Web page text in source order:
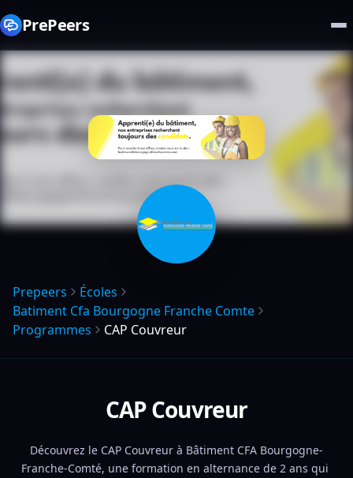
PrePeers
Prepeers
Écoles
Batiment Cfa Bourgogne Franche Comte
Programmes
CAP Couvreur
CAP Couvreur
Découvrez le CAP Couvreur à Bâtiment CFA Bourgogne-
Franche-Comté, une formation en alternance de 2 ans qui